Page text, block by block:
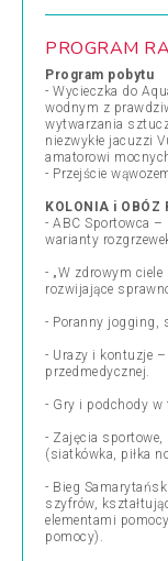
PROGRAM
Program pobytu
- Wycieczka do
wodnym z
wytwarzania
niezwykłe jacuzzi
amatorowi
- Przejście
KOLONIA i OBÓZ
- ABC Sportowca –
warianty
- „W zdrowym
rozwijające
- Poranny jogging,
- Urazy i kontuzje
przedmedycznej.
- Gry i podchody w
- Zajęcia sportowe,
(siatkówka, piłka
- Bieg
szyfrów,
elementami
pomocy).